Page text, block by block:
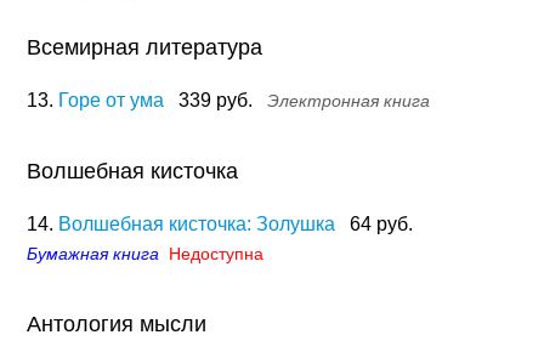
Всемирная литература
13. Горе от ума 339 руб. Электронная книга
Волшебная кисточка
14. Волшебная кисточка: Золушка 64 руб.
Бумажная книга Недоступна
Антология мысли